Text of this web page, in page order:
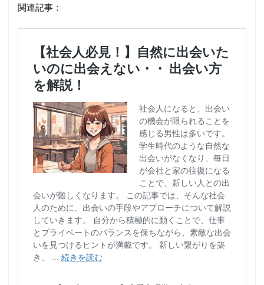
関連記事：